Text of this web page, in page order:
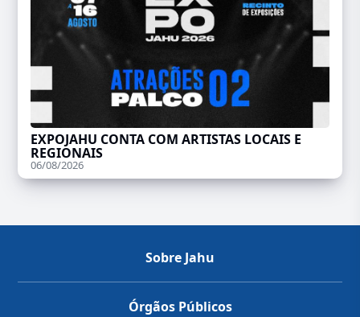
EXPOJAHU CONTA COM ARTISTAS LOCAIS E
REGIONAIS
06/08/2026
Sobre Jahu
Órgãos Públicos